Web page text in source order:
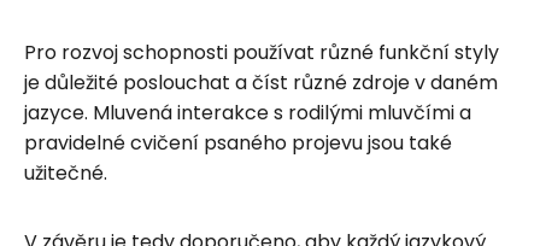
Pro rozvoj schopnosti používat různé funkční styly
je důležité poslouchat a číst různé zdroje v daném
jazyce. Mluvená interakce s rodilými mluvčími a
pravidelné cvičení psaného projevu jsou také
užitečné.